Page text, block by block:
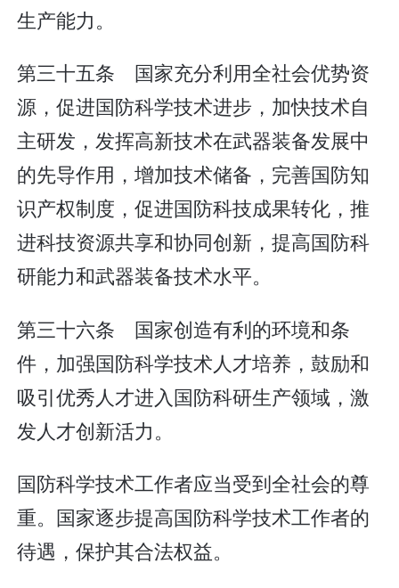
生产能力。
第三十五条 国家充分利用全社会优势资
源，促进国防科学技术进步，加快技术自
主研发，发挥高新技术在武器装备发展中
的先导作用，增加技术储备，完善国防知
识产权制度，促进国防科技成果转化，推
进科技资源共享和协同创新，提高国防科
研能力和武器装备技术水平。
第三十六条 国家创造有利的环境和条
件，加强国防科学技术人才培养，鼓励和
吸引优秀人才进入国防科研生产领域，激
发人才创新活力。
国防科学技术工作者应当受到全社会的尊
重。国家逐步提高国防科学技术工作者的
待遇，保护其合法权益。